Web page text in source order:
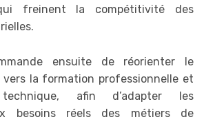
freinent la compétitivité des
ensuite de réorienter le
la formation professionnelle et
technique, afin d’adapter les
besoins réels des métiers de